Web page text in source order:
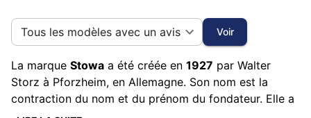
Tous les modèles avec un avis Voir
La marque Stowa a été créée en 1927 par Walter
Storz à Pforzheim, en Allemagne. Son nom est la
contraction du nom et du prénom du fondateur. Elle a